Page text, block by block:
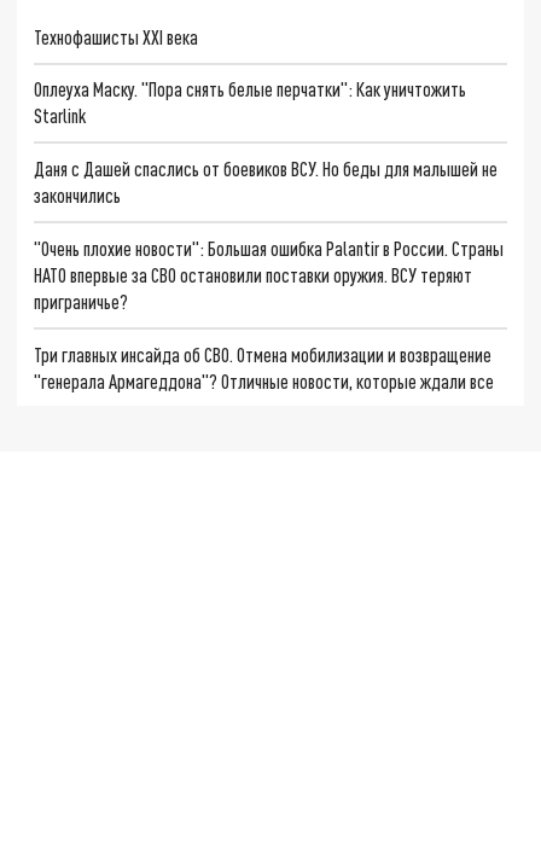
Технофашисты XXI века
Оплеуха Маску. "Пора снять белые перчатки": Как уничтожить
Starlink
Даня с Дашей спаслись от боевиков ВСУ. Но беды для малышей не
закончились
"Очень плохие новости": Большая ошибка Palantir в России. Страны
НАТО впервые за СВО остановили поставки оружия. ВСУ теряют
приграничье?
Три главных инсайда об СВО. Отмена мобилизации и возвращение
"генерала Армагеддона"? Отличные новости, которые ждали все